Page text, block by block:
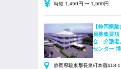
時給 1,450円 〜 1,500円
【静岡県
員募集要
会 介護老
センター
静岡県駿東郡長泉町本宿418-1